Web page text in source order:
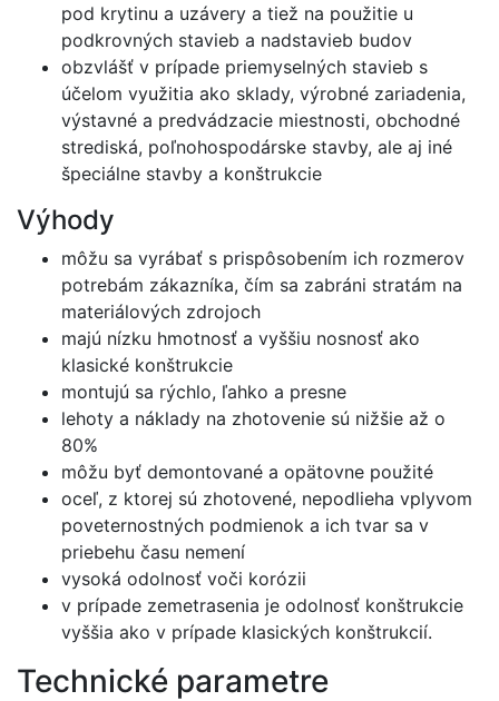
pod krytinu a uzávery a tiež na použitie u
podkrovných stavieb a nadstavieb budov
obzvlášť v prípade priemyselných stavieb s
účelom využitia ako sklady, výrobné zariadenia,
výstavné a predvádzacie miestnosti, obchodné
strediská, poľnohospodárske stavby, ale aj iné
špeciálne stavby a konštrukcie
Výhody
môžu sa vyrábať s prispôsobením ich rozmerov
potrebám zákazníka, čím sa zabráni stratám na
materiálových zdrojoch
majú nízku hmotnosť a vyššiu nosnosť ako
klasické konštrukcie
montujú sa rýchlo, ľahko a presne
lehoty a náklady na zhotovenie sú nižšie až o
80%
môžu byť demontované a opätovne použité
oceľ, z ktorej sú zhotovené, nepodlieha vplyvom
poveternostných podmienok a ich tvar sa v
priebehu času nemení
vysoká odolnosť voči korózii
v prípade zemetrasenia je odolnosť konštrukcie
vyššia ako v prípade klasických konštrukcií.
Technické parametre